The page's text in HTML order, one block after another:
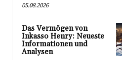
05.08.2026
Das Vermögen von
Inkasso Henry: Neueste
Informationen und
Analysen